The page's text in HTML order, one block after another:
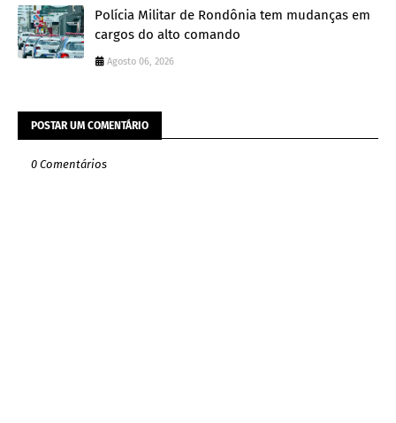
Polícia Militar de Rondônia tem mudanças em
cargos do alto comando
Agosto 06, 2026
POSTAR UM COMENTÁRIO
0 Comentários